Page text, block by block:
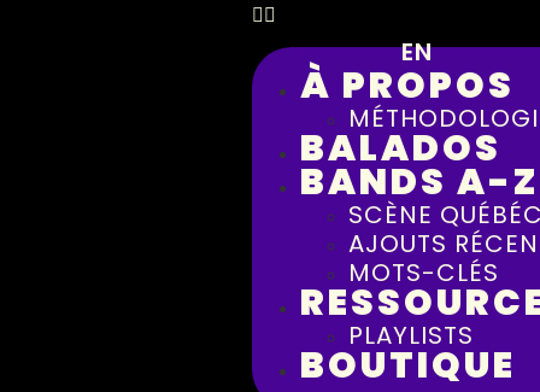
EN
À PROPOS
BALADOS
BANDS A-Z
SCÈNE
AJOUTS
MOTS-CLÉS
PLAYLISTS
BOUTIQUE